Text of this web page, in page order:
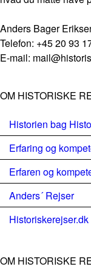
Anders Bager
Telefon: +45 20 93
E-mail:
OM HISTORISKE
Historien bag
Erfaring og
Erfaren og
Anders´ Rejser
OM HISTORISKE